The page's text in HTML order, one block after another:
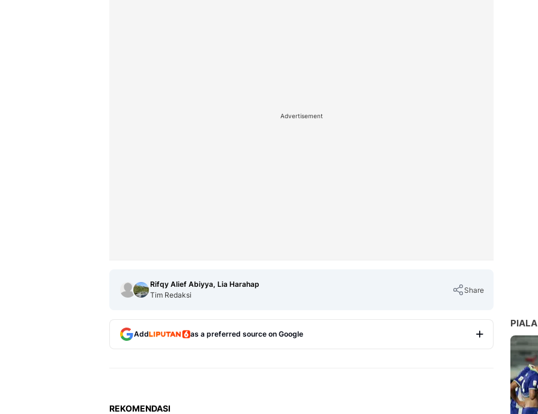
Advertisement
Rifqy Alief Abiyya, Lia Harahap
Tim Redaksi
Share
Add as a preferred source on Google
REKOMENDASI